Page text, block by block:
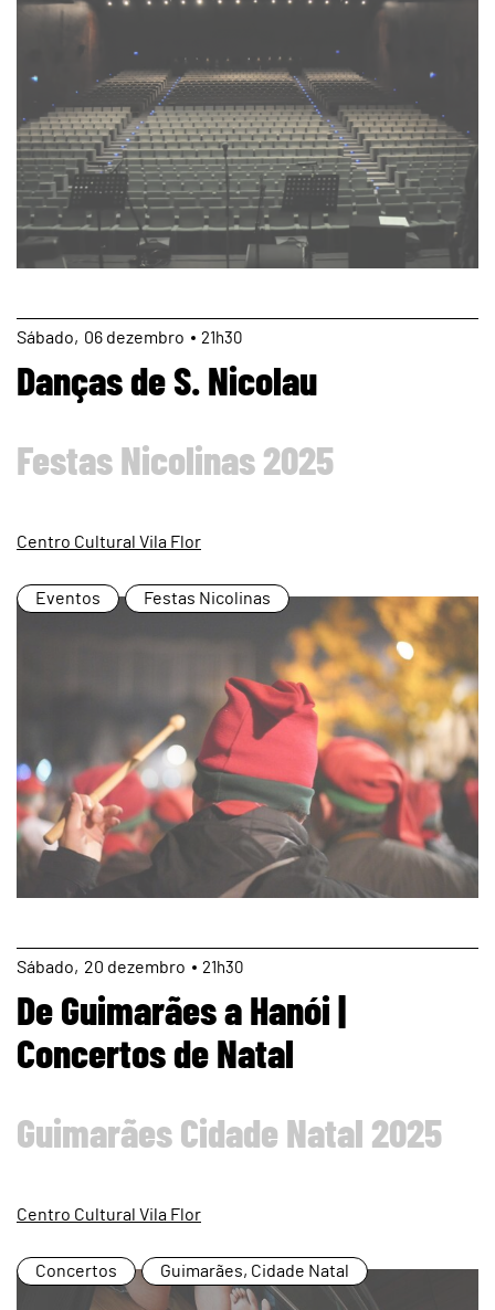
page
06 dezembro
Sábado 21h30
Danças de S. Nicolau
Festas Nicolinas 2025
Centro Cultural Vila Flor
Eventos Festas Nicolinas
page
20 dezembro
Sábado 21h30
De Guimarães a Hanói |
Concertos de Natal
Guimarães Cidade Natal 2025
Centro Cultural Vila Flor
Concertos Guimarães, Cidade Natal